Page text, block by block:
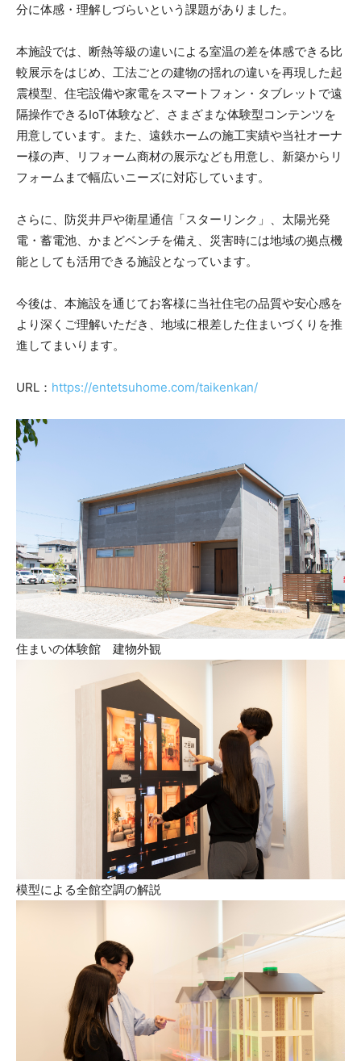
分に体感・理解しづらいという課題がありました。
本施設では、断熱等級の違いによる室温の差を体感できる比
較展示をはじめ、工法ごとの建物の揺れの違いを再現した起
震模型、住宅設備や家電をスマートフォン・タブレットで遠
隔操作できるIoT体験など、さまざまな体験型コンテンツを
用意しています。また、遠鉄ホームの施工実績や当社オーナ
ー様の声、リフォーム商材の展示なども用意し、新築からリ
フォームまで幅広いニーズに対応しています。
さらに、防災井戸や衛星通信「スターリンク」、太陽光発
電・蓄電池、かまどベンチを備え、災害時には地域の拠点機
能としても活用できる施設となっています。
今後は、本施設を通じてお客様に当社住宅の品質や安心感を
より深くご理解いただき、地域に根差した住まいづくりを推
進してまいります。
URL： https://entetsuhome.com/taikenkan/
住まいの体験館 建物外観
模型による全館空調の解説